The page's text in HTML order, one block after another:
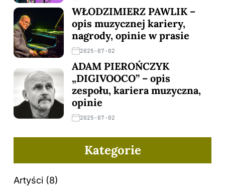
WŁODZIMIERZ PAWLIK –
opis muzycznej kariery,
nagrody, opinie w prasie
2025-07-02
ADAM PIEROŃCZYK
„DIGIVOOCO” – opis
zespołu, kariera muzyczna,
opinie
2025-07-02
Kategorie
Artyści (8)